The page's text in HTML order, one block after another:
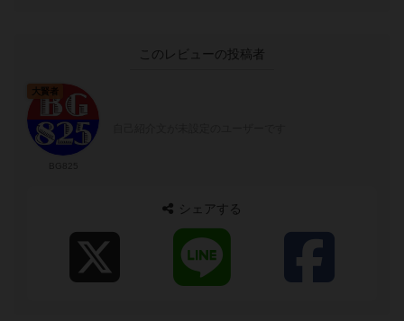
このレビューの投稿者
大賢者
シェアする